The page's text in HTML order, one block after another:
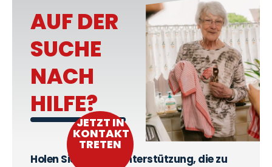
AUF DER
SUCHE
NACH
HILFE?
JETZT IN
KONTAKT
TRETEN
Holen Sie sich die Unterstützung, die zu